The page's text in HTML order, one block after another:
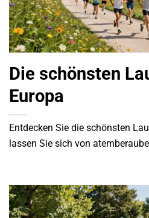
Die schönsten
Europa
Entdecken Sie die schönsten
lassen Sie sich von